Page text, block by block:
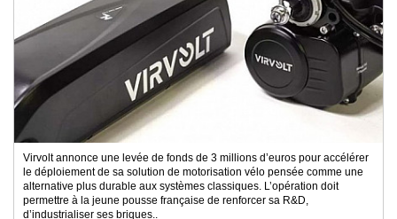
Virvolt annonce une levée de fonds de 3 millions d’euros pour accélérer
le déploiement de sa solution de motorisation vélo pensée comme une
alternative plus durable aux systèmes classiques. L’opération doit
permettre à la jeune pousse française de renforcer sa R&D,
d’industrialiser ses briques..